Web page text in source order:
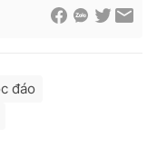
đáo